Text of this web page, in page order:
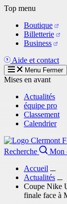
Aller
contenu
principal
Top menu
Boutique
Billetterie
Business
Aide et contact
Menu Fermer
Mises en avant
Actualités
équipe pro
Classement
Calendrier
Recherche
Mon
Accueil
Actualités
Coupe Nike
finale face à